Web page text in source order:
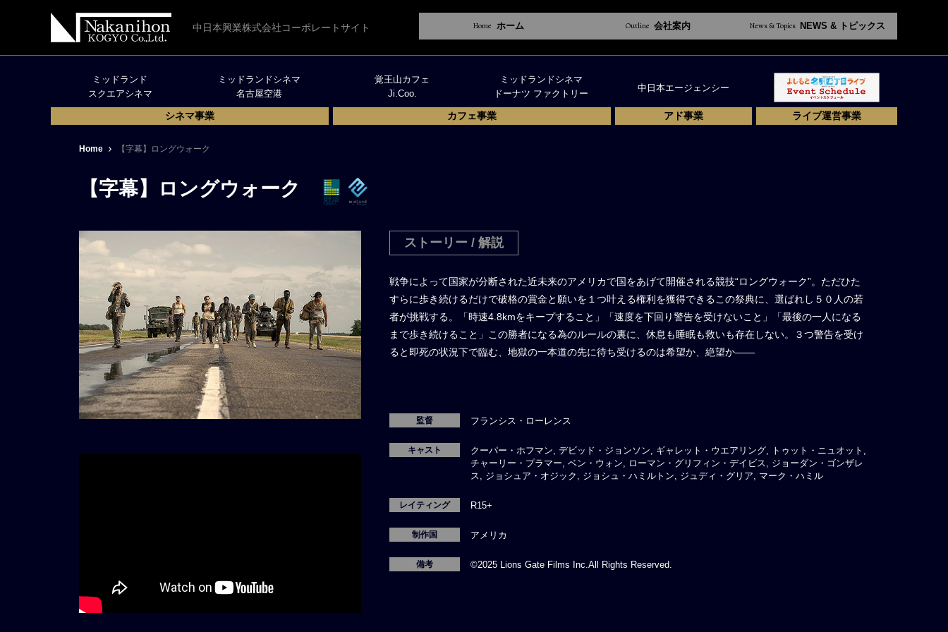
中日本興業株式会社コーポレートサイト Home ホーム Outline 会社案内 News & Topics NEWS & トピックス
ミッドランド
スクエアシネマ
ミッドランドシネマ
名古屋空港
シネマ事業
覚王山カフェ
Ji.Coo.
ミッドランドシネマ
ドーナツ ファクトリー
カフェ事業
中日本エージェンシー
アド事業 ライブ運営事業
Home 【字幕】ロングウォーク
【字幕】ロングウォーク
ストーリー / 解説
戦争によって国家が分断された近未来のアメリカで国をあげて開催される競技“ロングウォーク”。ただひた
すらに歩き続けるだけで破格の賞金と願いを１つ叶える権利を獲得できるこの祭典に、選ばれし５０人の若
者が挑戦する。「時速4.8kmをキープすること」「速度を下回り警告を受けないこと」「最後の一人になる
まで歩き続けること」この勝者になる為のルールの裏に、休息も睡眠も救いも存在しない。３つ警告を受け
ると即死の状況下で臨む、地獄の一本道の先に待ち受けるのは希望か、絶望か——
監督 フランシス・ローレンス
キャスト
クーパー・ホフマン, デビッド・ジョンソン, ギャレット・ウエアリング, トゥット・ニュオット,
チャーリー・プラマー, ベン・ウォン, ローマン・グリフィン・デイビス, ジョーダン・ゴンザレ
ス, ジョシュア・オジック, ジョシュ・ハミルトン, ジュディ・グリア, マーク・ハミル
レイティング R15+
制作国 アメリカ
備考 ©2025 Lions Gate Films Inc.All Rights Reserved.